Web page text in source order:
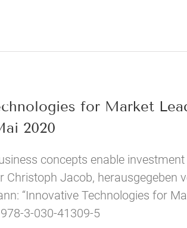
for Market
2020
concepts enable
Christoph Jacob, herausgegeben
“Innovative Technologies for
3-030-41309-5